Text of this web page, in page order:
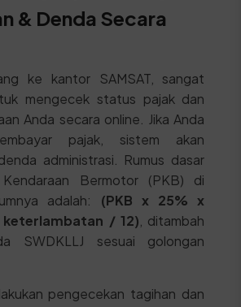
& Denda Secara
ke kantor SAMSAT, sangat
mengecek status pajak dan
Anda secara online. Jika Anda
pajak, sistem akan
administrasi. Rumus dasar
Bermotor (PKB) di
adalah: (PKB x 25% x
keterlambatan / 12) , ditambah
SWDKLLJ sesuai golongan
pengecekan tagihan dan